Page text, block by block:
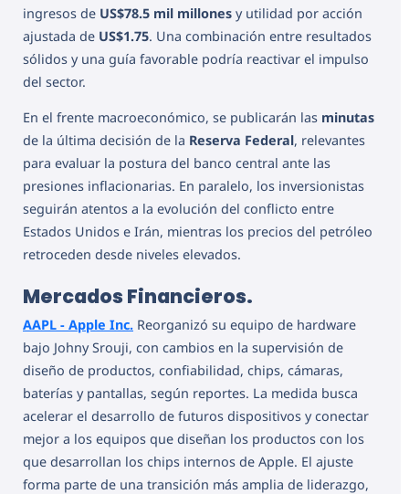
ingresos de US$78.5 mil millones y utilidad por acción
ajustada de US$1.75. Una combinación entre resultados
sólidos y una guía favorable podría reactivar el impulso
del sector.
En el frente macroeconómico, se publicarán las minutas
de la última decisión de la Reserva Federal, relevantes
para evaluar la postura del banco central ante las
presiones inflacionarias. En paralelo, los inversionistas
seguirán atentos a la evolución del conflicto entre
Estados Unidos e Irán, mientras los precios del petróleo
retroceden desde niveles elevados.
Mercados Financieros.
AAPL - Apple Inc. Reorganizó su equipo de hardware
bajo Johny Srouji, con cambios en la supervisión de
diseño de productos, confiabilidad, chips, cámaras,
baterías y pantallas, según reportes. La medida busca
acelerar el desarrollo de futuros dispositivos y conectar
mejor a los equipos que diseñan los productos con los
que desarrollan los chips internos de Apple. El ajuste
forma parte de una transición más amplia de liderazgo,